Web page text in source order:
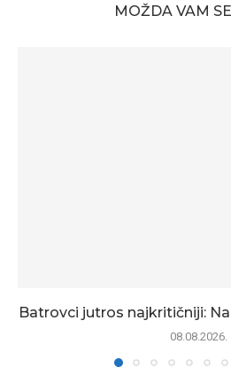
MOŽDA VAM
Batrovci jutros najkritičniji: Na
08.08.2026.